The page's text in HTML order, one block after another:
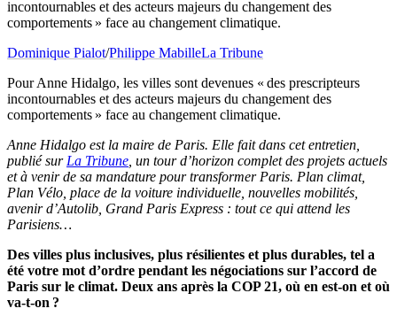
incontournables et des acteurs majeurs du changement des
comportements » face au changement climatique.
Dominique Pialot/Philippe MabilleLa Tribune
Pour Anne Hidalgo, les villes sont devenues « des prescripteurs
incontournables et des acteurs majeurs du changement des
comportements » face au changement climatique.
Anne Hidalgo est la maire de Paris. Elle fait dans cet entretien,
publié sur La Tribune , un tour d’horizon complet des projets actuels
et à venir de sa mandature pour transformer Paris. Plan climat,
Plan Vélo, place de la voiture individuelle, nouvelles mobilités,
avenir d’Autolib, Grand Paris Express : tout ce qui attend les
Parisiens…
Des villes plus inclusives, plus résilientes et plus durables, tel a
été votre mot d’ordre pendant les négociations sur l’accord de
Paris sur le climat. Deux ans après la COP 21, où en est-on et où
va-t-on ?